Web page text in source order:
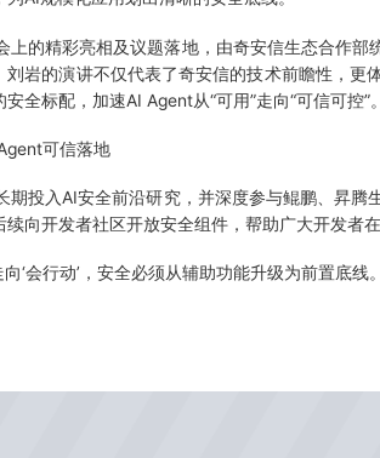
的精彩亮相及议题落地，由奇安信生态合作
岩的演讲不仅代表了奇安信的技术前瞻性，
全标配，加速AI Agent从“可用”走向“可信可控”。
可信落地
投入AI安全前沿研究，并深度参与鲲鹏、昇
向开发者社区开放安全组件，帮助广大开发者
‘会行动’，安全必须从辅助功能升级为前置底